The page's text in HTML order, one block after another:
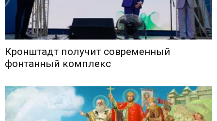
Кронштадт получит современный
фонтанный комплекс